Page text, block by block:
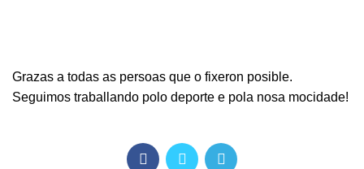
Grazas a todas as persoas que o fixeron posible.
Seguimos traballando polo deporte e pola nosa mocidade!